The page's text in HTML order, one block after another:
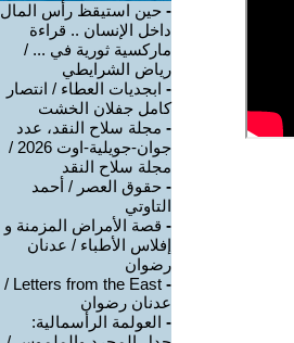
- حين استيقظ رأس المال
داخل الإنسان .. قراءة
ماركسية ثورية في ... /
رياض الشرايطي
- ابجديات العطاء / انتصار
كامل جفلان الخشت
- مجلة سلاح النقد، عدد
جوان-جويلية-اوت 2026 /
مجلة سلاح النقد
- حقوق العصر / أحمد
التاوتي
- قصة الأمراض المزمنة و
إفلاس الأطباء / عدنان
رضوان
-
Letters from the East /
عدنان رضوان
- العولمة الرأسمالية: